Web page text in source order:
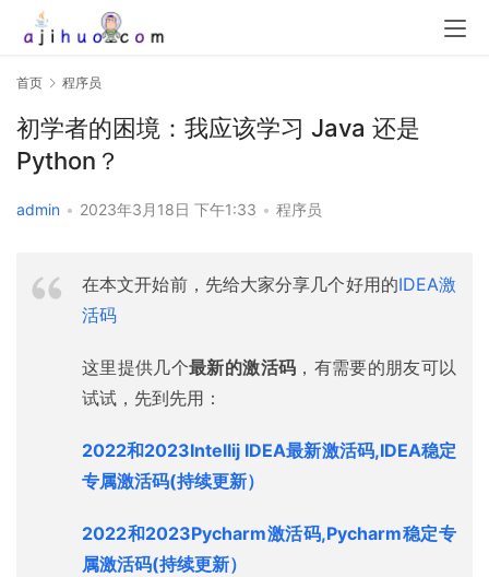
首页 程序员
初学者的困境：我应该学习 Java 还是
Python？
admin • 2023年3月18日 下午1:33 • 程序员
在本文开始前，先给大家分享几个好用的IDEA激
活码
这里提供几个最新的激活码 ，有需要的朋友可以
试试，先到先用：
2022和2023Intellij IDEA最新激活码,IDEA稳定
专属激活码(持续更新）
2022和2023Pycharm激活码,Pycharm稳定专
属激活码(持续更新）